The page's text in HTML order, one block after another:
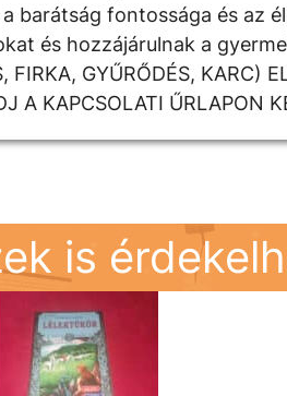
barátság fontossága és az
és hozzájárulnak a
FIRKA, GYŰRŐDÉS, KARC)
A KAPCSOLATI ŰRLAPON
is